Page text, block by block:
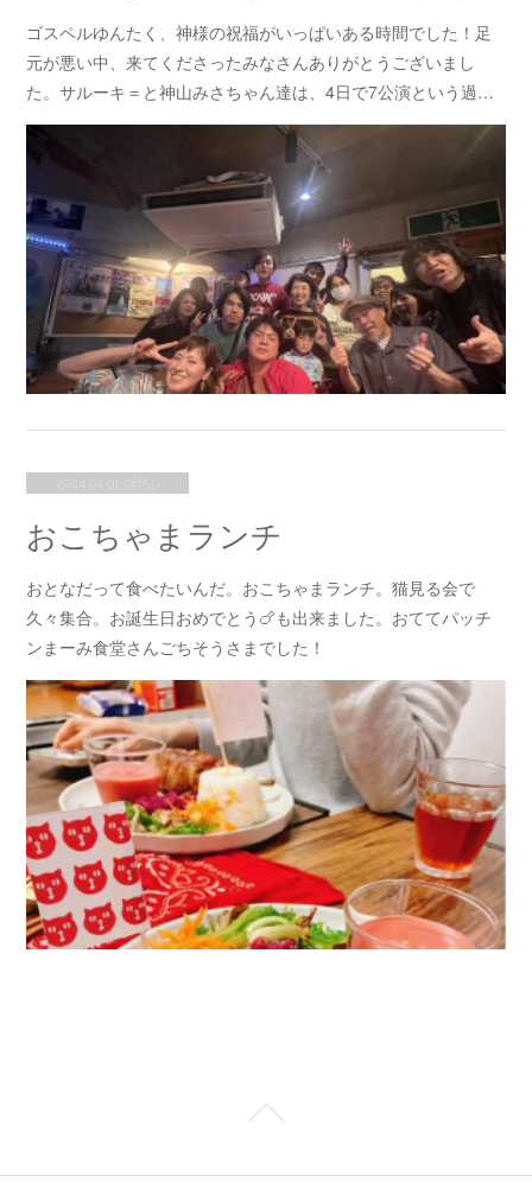
ゴスペルゆんたく、神様の祝福がいっぱいある時間でした！足
元が悪い中、来てくださったみなさんありがとうございまし
た。サルーキ＝と神山みさちゃん達は、4日で7公演という過…
2024.04.01 08:50
おこちゃまランチ
おとなだって食べたいんだ。おこちゃまランチ。猫見る会で
久々集合。お誕生日おめでとう🍗も出来ました。おててパッチ
ンまーみ食堂さんごちそうさまでした！